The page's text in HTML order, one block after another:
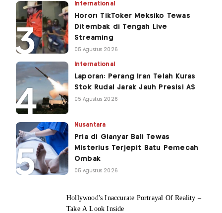
International
Horor! TikToker Meksiko Tewas
Ditembak di Tengah Live
Streaming
05 Agustus 2026
International
Laporan: Perang Iran Telah Kuras
Stok Rudal Jarak Jauh Presisi AS
05 Agustus 2026
Nusantara
Pria di Gianyar Bali Tewas
Misterius Terjepit Batu Pemecah
Ombak
05 Agustus 2026